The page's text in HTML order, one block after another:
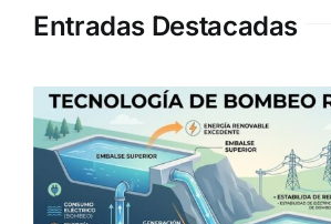
Entradas Destacadas